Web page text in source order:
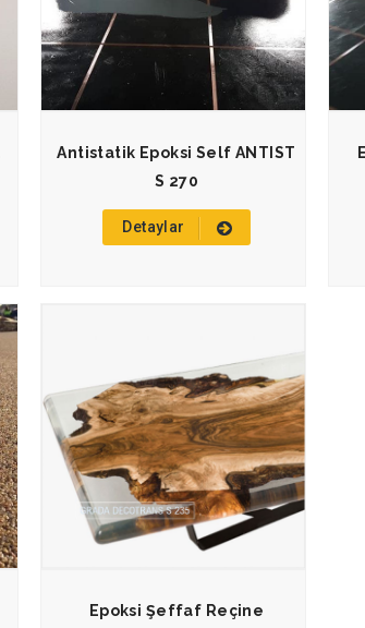
Antistatik Epoksi Self ANTIST
S 270
Detaylar
Epoksi Şeffaf Reçine